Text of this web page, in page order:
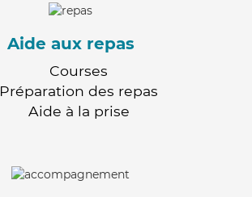
Aide aux repas
Courses
Préparation des repas
Aide à la prise